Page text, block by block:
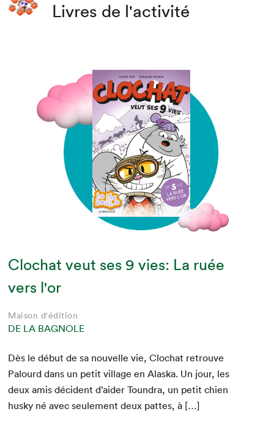
Livres de l'activité
Clochat veut ses 9 vies: La ruée
vers l'or
Maison d'édition
DE LA BAGNOLE
Dès le début de sa nou­velle vie, Clochat retrou­ve
Palourd dans un petit vil­lage en Alas­ka. Un jour, les
deux amis déci­dent d’aider Toundra, un petit chien
husky né avec seule­ment deux pattes, à […]